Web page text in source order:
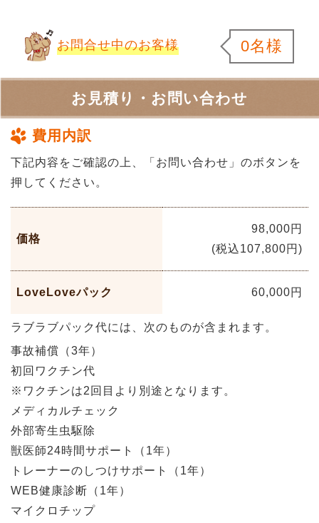
お問合せ中のお客様 0名様
お見積り・お問い合わせ
費用内訳
下記内容をご確認の上、「お問い合わせ」のボタンを
押してください。
価格
98,000円
(税込107,800円)
LoveLoveパック 60,000円
ラブラブパック代には、次のものが含まれます。
事故補償（3年）
初回ワクチン代
※ワクチンは2回目より別途となります。
メディカルチェック
外部寄生虫駆除
獣医師24時間サポート（1年）
トレーナーのしつけサポート（1年）
WEB健康診断（1年）
マイクロチップ